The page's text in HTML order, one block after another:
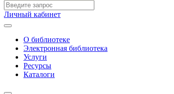
Личный кабинет
О библиотеке
Электронная библиотека
Услуги
Ресурсы
Каталоги